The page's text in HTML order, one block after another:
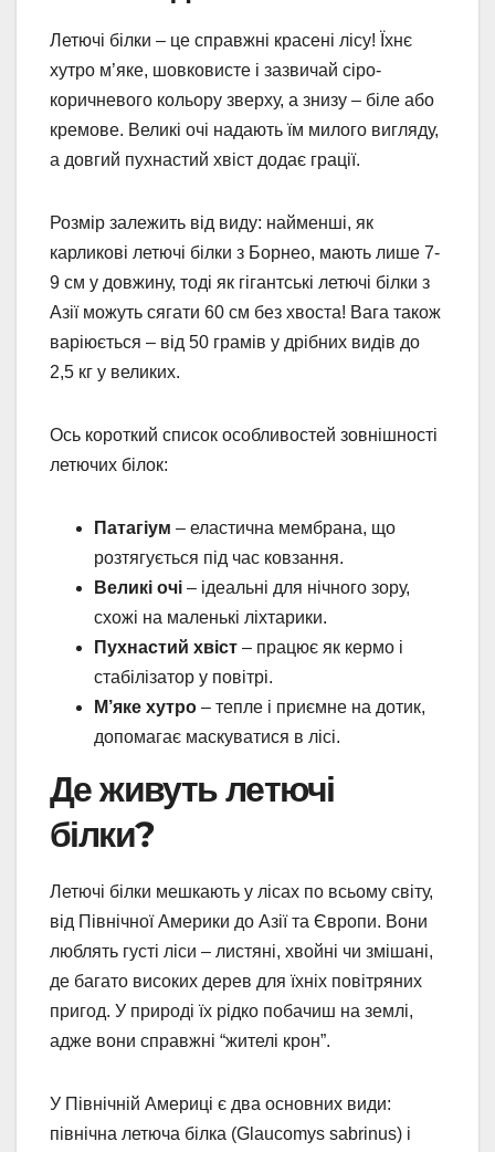
Летючі білки – це справжні красені лісу! Їхнє
хутро м’яке, шовковисте і зазвичай сіро-
коричневого кольору зверху, а знизу – біле або
кремове. Великі очі надають їм милого вигляду,
а довгий пухнастий хвіст додає грації.
Розмір залежить від виду: найменші, як
карликові летючі білки з Борнео, мають лише 7-
9 см у довжину, тоді як гігантські летючі білки з
Азії можуть сягати 60 см без хвоста! Вага також
варіюється – від 50 грамів у дрібних видів до
2,5 кг у великих.
Ось короткий список особливостей зовнішності
летючих білок:
Патагіум – еластична мембрана, що
розтягується під час ковзання.
Великі очі – ідеальні для нічного зору,
схожі на маленькі ліхтарики.
Пухнастий хвіст – працює як кермо і
стабілізатор у повітрі.
М’яке хутро – тепле і приємне на дотик,
допомагає маскуватися в лісі.
Де живуть летючі
білки?
Летючі білки мешкають у лісах по всьому світу,
від Північної Америки до Азії та Європи. Вони
люблять густі ліси – листяні, хвойні чи змішані,
де багато високих дерев для їхніх повітряних
пригод. У природі їх рідко побачиш на землі,
адже вони справжні “жителі крон”.
У Північній Америці є два основних види:
північна летюча білка (Glaucomys sabrinus) і